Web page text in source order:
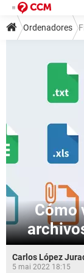
Ordenadores
Cómo
Carlos López
5 mai 2022 18:15